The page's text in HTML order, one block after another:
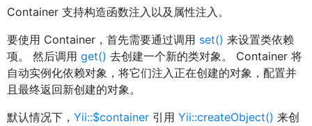
Container 支持构造函数注入以及属性注入。
要使用 Container，首先需要通过调用 set() 来设置类依赖
项。 然后调用 get() 去创建一个新的类对象。 Container 将
自动实例化依赖对象，将它们注入正在创建的对象，配置并
且最终返回新创建的对象。
默认情况下， Yii::$container 引用 Yii::createObject() 来创